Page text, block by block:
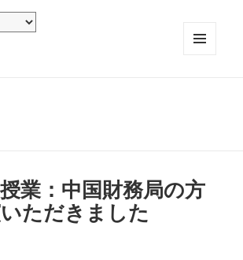
業：中国財務局の方
ただきました